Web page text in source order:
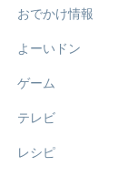
おでかけ情報
よーいドン
ゲーム
テレビ
レシピ